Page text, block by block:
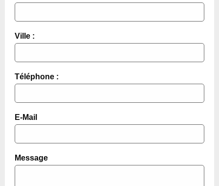
Ville :
Téléphone :
E-Mail
Message